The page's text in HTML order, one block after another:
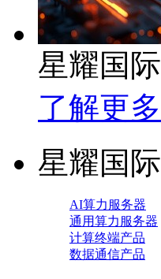
星耀国
了解更多
星耀国
AI算力服务器
通用算力服务器
计算终端产品
数据通信产品